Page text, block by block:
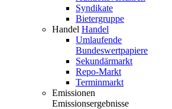
Syndikate
Bietergruppe
Handel Handel
Umlaufende
Bundeswertpapiere
Sekundärmarkt
Repo-Markt
Terminmarkt
Emissionen
Emissionsergebnisse